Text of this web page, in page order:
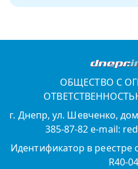
ОБЩЕСТВО С
г. Днепр, ул. Шевченко,
385-87-82 e-mail:
Идентификатор в реестре
R40-